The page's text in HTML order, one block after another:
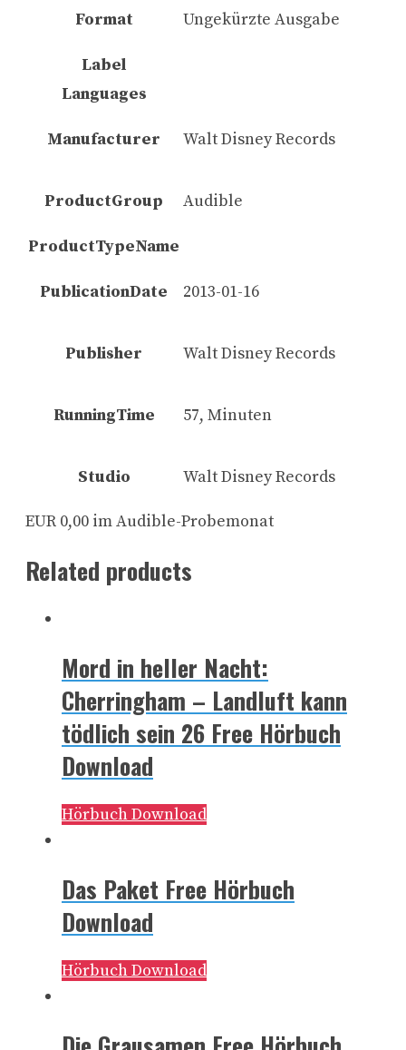
Format Ungekürzte Ausgabe
Label
Languages
Manufacturer Walt Disney Records
ProductGroup Audible
ProductTypeName
PublicationDate 2013-01-16
Publisher Walt Disney Records
RunningTime 57, Minuten
Studio Walt Disney Records
EUR 0,00 im Audible-Probemonat
Related products
Mord in heller Nacht:
Cherringham – Landluft kann
tödlich sein 26 Free Hörbuch
Download
Hörbuch Download
Das Paket Free Hörbuch
Download
Hörbuch Download